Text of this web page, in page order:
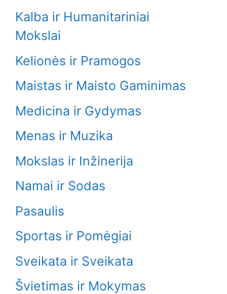
Kalba ir Humanitariniai
Mokslai
Kelionės ir Pramogos
Maistas ir Maisto Gaminimas
Medicina ir Gydymas
Menas ir Muzika
Mokslas ir Inžinerija
Namai ir Sodas
Pasaulis
Sportas ir Pomėgiai
Sveikata ir Sveikata
Švietimas ir Mokymas